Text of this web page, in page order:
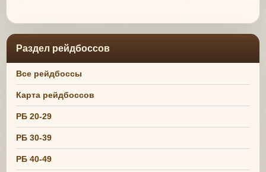
Раздел рейдбоссов
Все рейдбоссы
Карта рейдбоссов
РБ 20-29
РБ 30-39
РБ 40-49